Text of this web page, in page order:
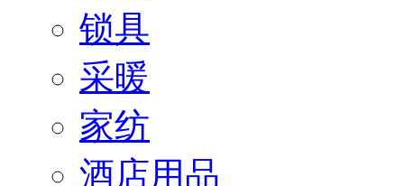
锁具
采暖
家纺
酒店用品